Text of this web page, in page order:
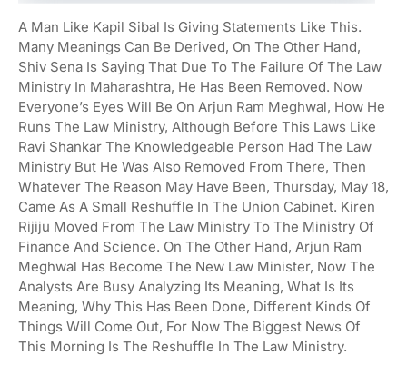
A Man Like Kapil Sibal Is Giving Statements Like This.
Many Meanings Can Be Derived, On The Other Hand,
Shiv Sena Is Saying That Due To The Failure Of The Law
Ministry In Maharashtra, He Has Been Removed. Now
Everyone’s Eyes Will Be On Arjun Ram Meghwal, How He
Runs The Law Ministry, Although Before This Laws Like
Ravi Shankar The Knowledgeable Person Had The Law
Ministry But He Was Also Removed From There, Then
Whatever The Reason May Have Been, Thursday, May 18,
Came As A Small Reshuffle In The Union Cabinet. Kiren
Rijiju Moved From The Law Ministry To The Ministry Of
Finance And Science. On The Other Hand, Arjun Ram
Meghwal Has Become The New Law Minister, Now The
Analysts Are Busy Analyzing Its Meaning, What Is Its
Meaning, Why This Has Been Done, Different Kinds Of
Things Will Come Out, For Now The Biggest News Of
This Morning Is The Reshuffle In The Law Ministry.